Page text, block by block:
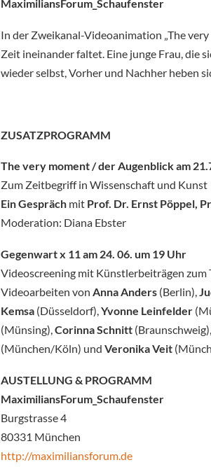
MaximiliansForum_Schaufenster
In der Zweikanal-Videoanimation „The
Zeit ineinander faltet. Eine junge Frau, die
wieder selbst, Vorher und Nachher heben
ZUSATZPROGRAMM
The very moment / der Augenblick am
Zum Zeitbegriff in Wissenschaft und Kunst
Ein Gespräch mit Prof. Dr. Ernst Pöppel,
Moderation: Diana Ebster
Gegenwart x 11 am 24. 06. um 19 Uhr
Videoscreening mit Künstlerbeiträgen
Videoarbeiten von Anna Anders (Berlin),
Kemsa (Düsseldorf),Yvonne Leinfelder
(Münsing),Corinna Schnitt (Braunschweig),
(München/Köln) und Veronika Veit
AUSTELLUNG & PROGRAMM
MaximiliansForum_Schaufenster
Burgstrasse 4
80331 München
http://maximiliansforum.de